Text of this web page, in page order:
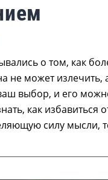
о том, как
не может
выбор, и его
как избавиться
силу мысли,